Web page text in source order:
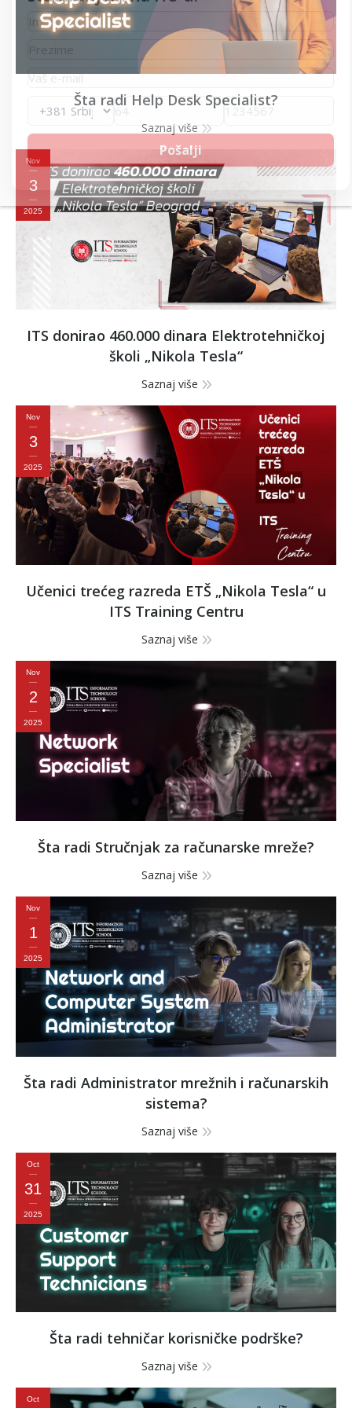
Šta radi Help Desk Specialist?
Saznaj više
Nov
3
2025
ITS donirao 460.000 dinara Elektrotehničkoj
školi „Nikola Tesla“
Saznaj više
Nov
3
2025
Učenici trećeg razreda ETŠ „Nikola Tesla“ u
ITS Training Centru
Saznaj više
Nov
2
2025
Šta radi Stručnjak za računarske mreže?
Saznaj više
Nov
1
2025
Šta radi Administrator mrežnih i računarskih
sistema?
Saznaj više
Oct
31
2025
Šta radi tehničar korisničke podrške?
Saznaj više
Oct